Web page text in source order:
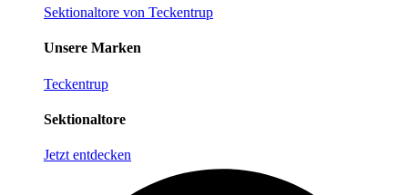
Sektionaltore von Teckentrup
Unsere Marken
Teckentrup
Sektionaltore
Jetzt entdecken